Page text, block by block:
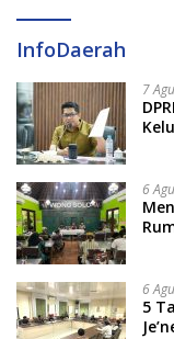
InfoDaerah
7
6
6
5